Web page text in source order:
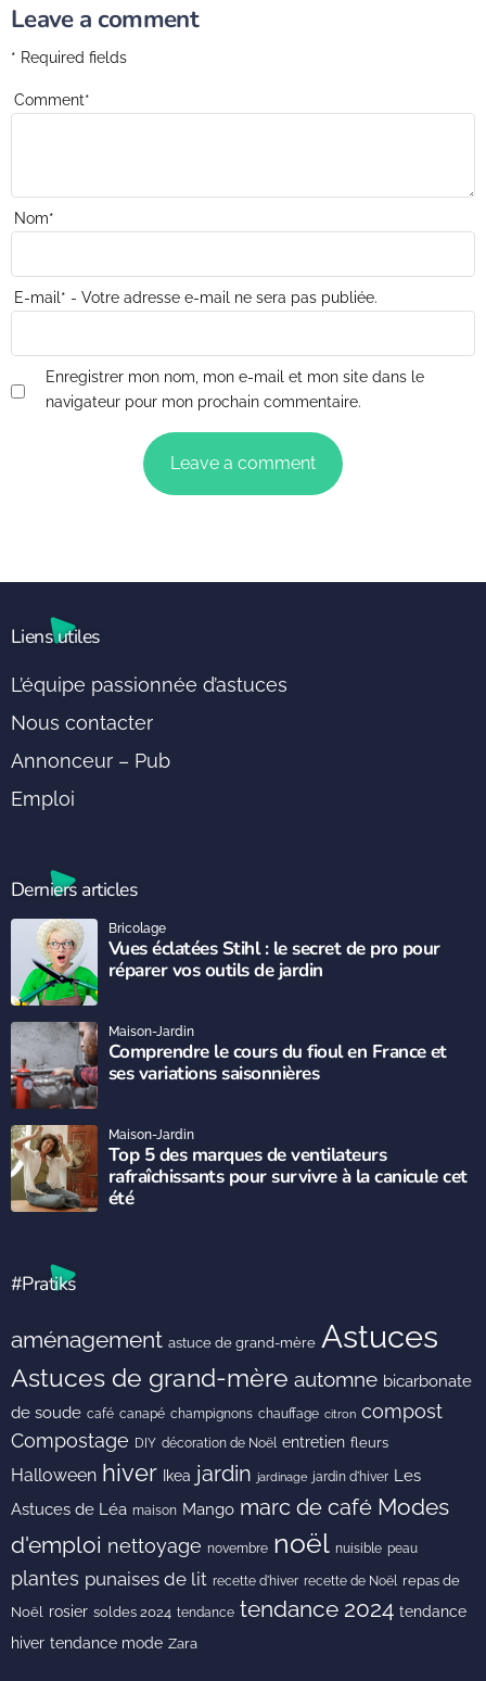
Leave a comment
* Required fields
Comment*
Nom*
E-mail * - Votre adresse e-mail ne sera pas publiée.
Enregistrer mon nom, mon e-mail et mon site dans le
navigateur pour mon prochain commentaire.
Liens utiles
L’équipe passionnée d’astuces
Nous contacter
Annonceur – Pub
Emploi
Derniers articles
Vues éclatées Stihl : le secret de pro pour
réparer vos outils de jardin
Bricolage
Comprendre le cours du fioul en France et
ses variations saisonnières
Maison-Jardin
Top 5 des marques de ventilateurs
rafraîchissants pour survivre à la canicule cet
été
Maison-Jardin
#Pratiks
aménagement astuce de grand-mère Astuces
Astuces de grand-mère automne bicarbonate
de soude café canapé champignons chauffage citron compost
Compostage DIY décoration de Noël entretien fleurs
Halloween hiver Ikea jardin jardinage jardin d'hiver Les
Astuces de Léa maison Mango marc de café Modes
d'emploi nettoyage novembre noël nuisible peau
plantes punaises de lit recette d'hiver recette de Noël repas de
Noël
rosier soldes 2024 tendance tendance 2024 tendance
hiver tendance mode Zara